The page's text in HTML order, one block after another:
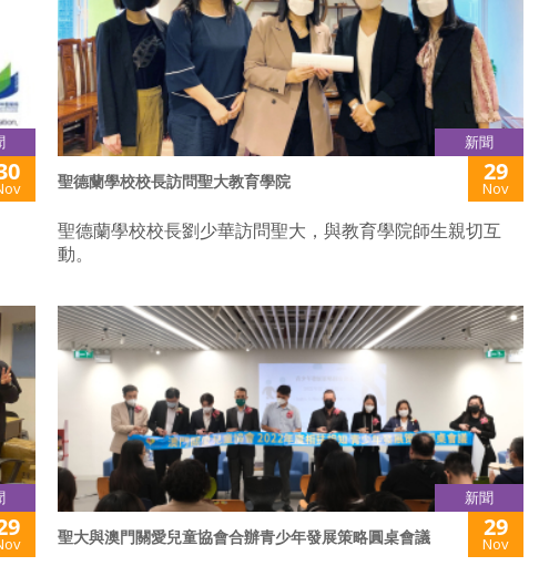
新聞
聖德蘭學校校長訪問聖大教育學院 29
Nov
聖德蘭學校校長劉少華訪問聖大，與教育學院師生親切互
動。
新聞
聖大與澳門關愛兒童協會合辦青少年發展策略圓桌會議 29
Nov